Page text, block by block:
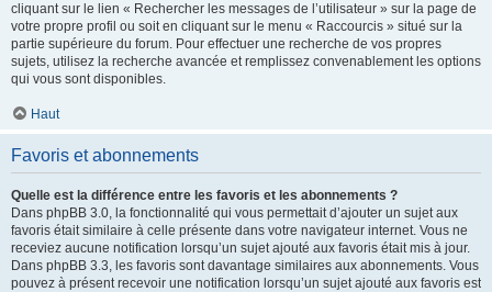
cliquant sur le lien « Rechercher les messages de l’utilisateur » sur la page de
votre propre profil ou soit en cliquant sur le menu « Raccourcis » situé sur la
partie supérieure du forum. Pour effectuer une recherche de vos propres
sujets, utilisez la recherche avancée et remplissez convenablement les options
qui vous sont disponibles.
Haut
Favoris et abonnements
Quelle est la différence entre les favoris et les abonnements ?
Dans phpBB 3.0, la fonctionnalité qui vous permettait d’ajouter un sujet aux
favoris était similaire à celle présente dans votre navigateur internet. Vous ne
receviez aucune notification lorsqu’un sujet ajouté aux favoris était mis à jour.
Dans phpBB 3.3, les favoris sont davantage similaires aux abonnements. Vous
pouvez à présent recevoir une notification lorsqu’un sujet ajouté aux favoris est